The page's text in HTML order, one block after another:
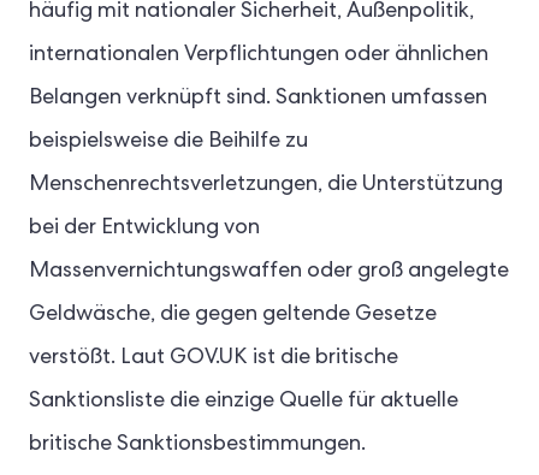
häufig mit nationaler Sicherheit, Außenpolitik,
internationalen Verpflichtungen oder ähnlichen
Belangen verknüpft sind. Sanktionen umfassen
beispielsweise die Beihilfe zu
Menschenrechtsverletzungen, die Unterstützung
bei der Entwicklung von
Massenvernichtungswaffen oder groß angelegte
Geldwäsche, die gegen geltende Gesetze
verstößt. Laut GOV.UK ist die britische
Sanktionsliste die einzige Quelle für aktuelle
britische Sanktionsbestimmungen.